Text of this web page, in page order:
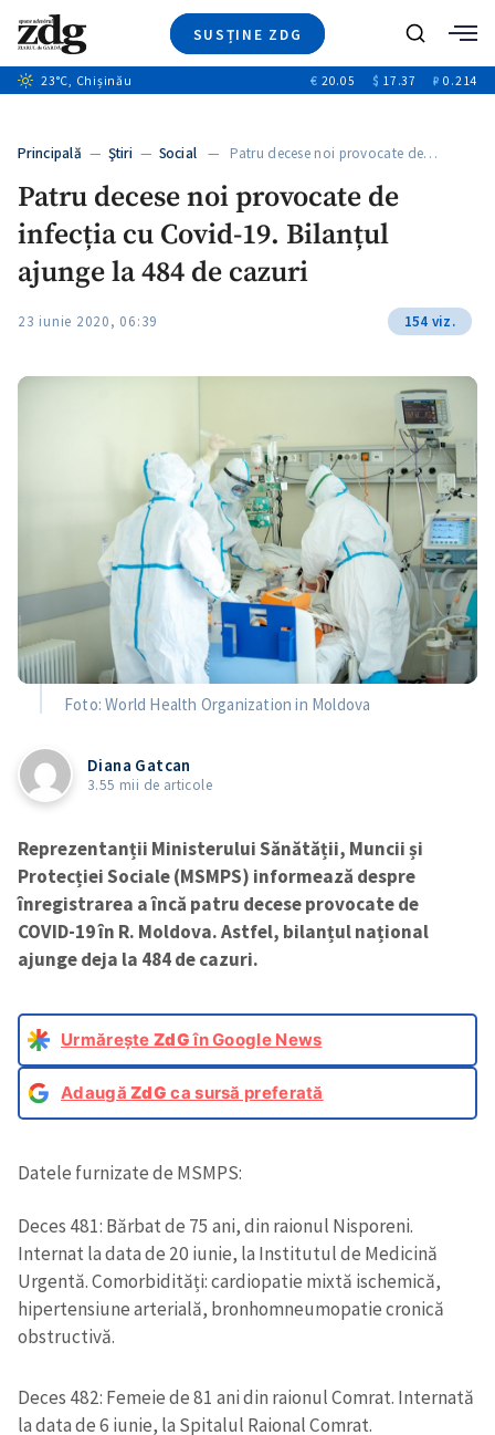
SUSȚINE ZDG
Ştiri
+13
Video
Special
Blog
Caută
23°C, Chișinău € 20.05 $ 17.37 ₽ 0.214
Principală — Ştiri — Social — Patru decese noi provocate de…
Patru decese noi provocate de
infecția cu Covid-19. Bilanțul
ajunge la 484 de cazuri
23 iunie 2020, 06:39 154 viz.
Foto: World Health Organization in Moldova
Diana Gatcan
3.55 mii de articole
Reprezentanții Ministerului Sănătății, Muncii și
Protecției Sociale (MSMPS) informează despre
înregistrarea a încă patru decese provocate de
COVID-19 în R. Moldova. Astfel, bilanțul național
ajunge deja la 484 de cazuri.
Urmărește ZdGîn Google News
AdaugăZdG ca sursă preferată
Datele furnizate de MSMPS:
Deces 481: Bărbat de 75 ani, din raionul Nisporeni.
Internat la data de 20 iunie, la Institutul de Medicină
Urgentă. Comorbidități: cardiopatie mixtă ischemică,
hipertensiune arterială, bronhomneumopatie cronică
obstructivă.
Deces 482: Femeie de 81 ani din raionul Comrat. Internată
la data de 6 iunie, la Spitalul Raional Comrat.